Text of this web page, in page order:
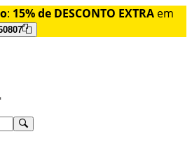
: 15% de DESCONTO EXTRA em